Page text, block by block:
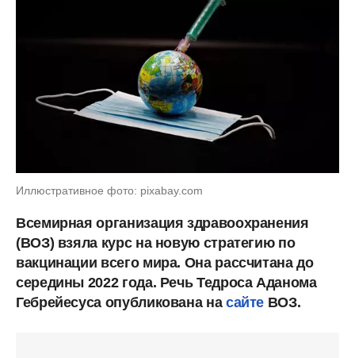
Иллюстративное фото: pixabay.com
Всемирная организация здравоохранения
(ВОЗ) взяла курс на новую стратегию по
вакцинации всего мира. Она рассчитана до
середины 2022 года. Речь Тедроса Аданома
Гебрейесуса опубликована на сайте ВОЗ.